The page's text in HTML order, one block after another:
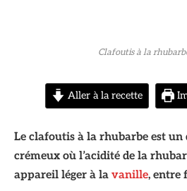
Clafoutis à la
Aller à la recette
Le clafoutis à la rhubarbe est un
crémeux où l’acidité de la
appareil léger à la vanille, entre